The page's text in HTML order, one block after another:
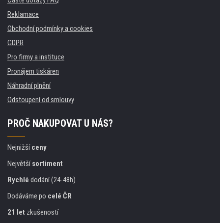
Reklamace
Obchodní podmínky a cookies
GDPR
Pro firmy a instituce
Pronájem tiskáren
Náhradní plnění
Odstoupení od smlouvy
PROČ NAKUPOVAT U NÁS?
Nejnižšíceny
Největšísortiment
Rychlé dodání (24-48h)
Dodáváme po celé ČR
21 let zkušeností